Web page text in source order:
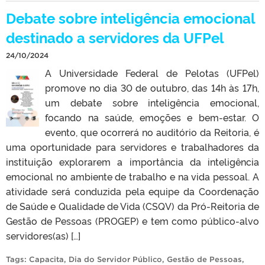
Debate sobre inteligência emocional
destinado a servidores da UFPel
24/10/2024
A Universidade Federal de Pelotas (UFPel)
promove no dia 30 de outubro, das 14h às 17h,
um debate sobre inteligência emocional,
focando na saúde, emoções e bem-estar. O
evento, que ocorrerá no auditório da Reitoria, é
uma oportunidade para servidores e trabalhadores da
instituição explorarem a importância da inteligência
emocional no ambiente de trabalho e na vida pessoal. A
atividade será conduzida pela equipe da Coordenação
de Saúde e Qualidade de Vida (CSQV) da Pró-Reitoria de
Gestão de Pessoas (PROGEP) e tem como público-alvo
servidores(as) […]
Tags: Capacita, Dia do Servidor Público, Gestão de Pessoas,